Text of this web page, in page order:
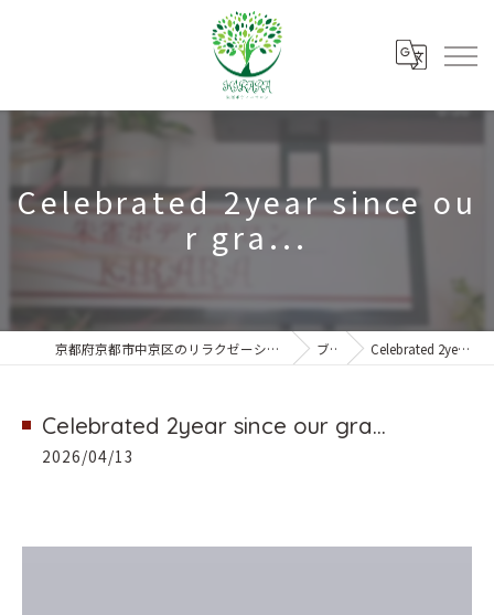
Celebrated 2year since ou
r gra...
京都府京都市中京区のリラクゼーションなら朱雀ボディーサロンKIRARA ブログ Celebrated 2year since our gra...
Celebrated 2year since our gra...
2026/04/13